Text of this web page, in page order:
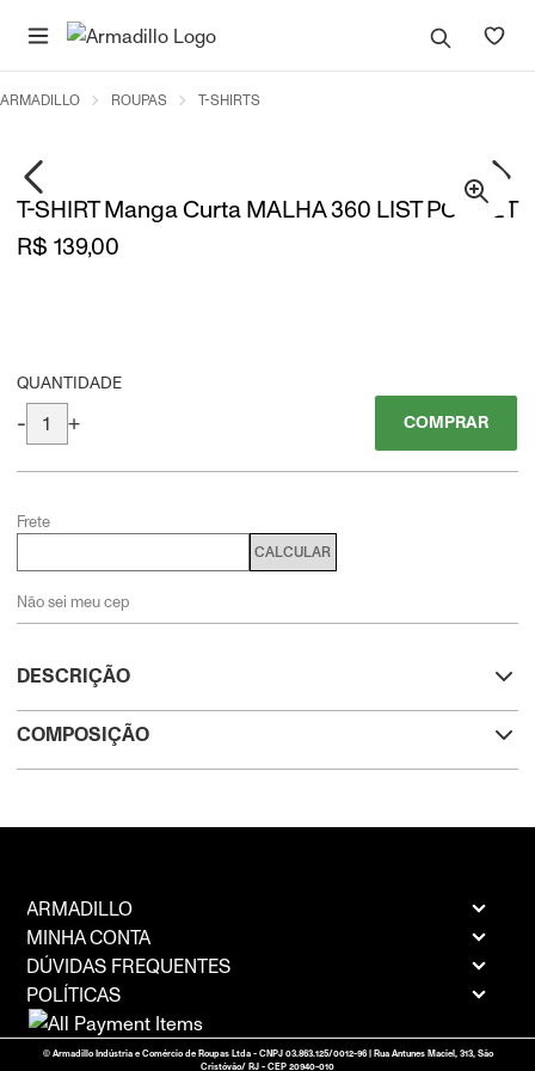
ARMADILLO ROUPAS T-SHIRTS
T-SHIRT Manga Curta MALHA 360 LIST POCKET
DESCRIÇÃO
COMPOSIÇÃO
R$ 139,00
QUANTIDADE
- + COMPRAR
Frete
CALCULAR
Não sei meu cep
ARMADILLO
MINHA CONTA
DÚVIDAS FREQUENTES
POLÍTICAS
© Armadillo Indústria e Comércio de Roupas Ltda - CNPJ 03.863.125/0012-96 | Rua Antunes Maciel, 313, São
Cristóvão/ RJ - CEP 20940-010